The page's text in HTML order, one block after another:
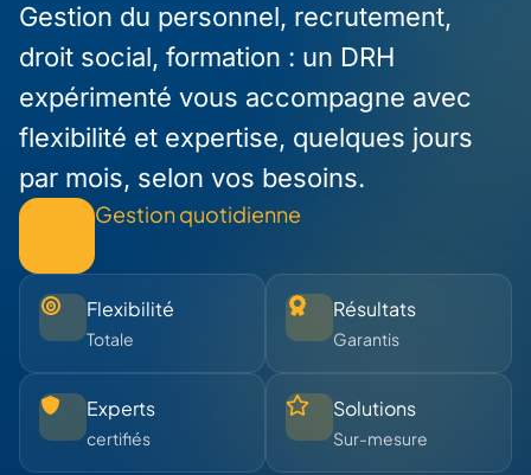
Gestion du personnel, recrutement,
droit social, formation : un DRH
expérimenté vous accompagne avec
flexibilité et expertise, quelques jours
par mois, selon vos besoins.
Gestion quotidienne
Flexibilité
Totale
Résultats
Garantis
Experts
certifiés
Solutions
Sur-mesure